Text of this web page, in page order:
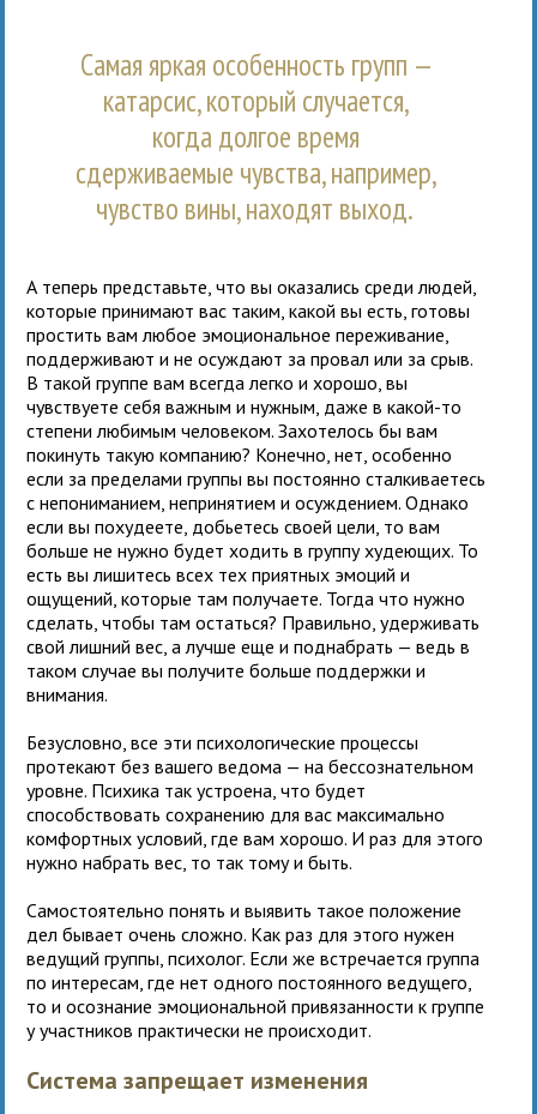
Самая яркая особенность групп —
катарсис, который случается,
когда долгое время
сдерживаемые чувства, например,
чувство вины, находят выход.
А теперь представьте, что вы оказались среди людей,
которые принимают вас таким, какой вы есть, готовы
простить вам любое эмоциональное переживание,
поддерживают и не осуждают за провал или за срыв.
В такой группе вам всегда легко и хорошо, вы
чувствуете себя важным и нужным, даже в какой-то
степени любимым человеком. Захотелось бы вам
покинуть такую компанию? Конечно, нет, особенно
если за пределами группы вы постоянно сталкиваетесь
с непониманием, непринятием и осуждением. Однако
если вы похудеете, добьетесь своей цели, то вам
больше не нужно будет ходить в группу худеющих. То
есть вы лишитесь всех тех приятных эмоций и
ощущений, которые там получаете. Тогда что нужно
сделать, чтобы там остаться? Правильно, удерживать
свой лишний вес, а лучше еще и поднабрать — ведь в
таком случае вы получите больше поддержки и
внимания.
Безусловно, все эти психологические процессы
протекают без вашего ведома — на бессознательном
уровне. Психика так устроена, что будет
способствовать сохранению для вас максимально
комфортных условий, где вам хорошо. И раз для этого
нужно набрать вес, то так тому и быть.
Самостоятельно понять и выявить такое положение
дел бывает очень сложно. Как раз для этого нужен
ведущий группы, психолог. Если же встречается группа
по интересам, где нет одного постоянного ведущего,
то и осознание эмоциональной привязанности к группе
у участников практически не происходит.
Система запрещает изменения